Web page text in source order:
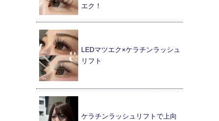
エク！
LEDマツエク×ケラチンラッシュ
リフト
ケラチンラッシュリフトで上向